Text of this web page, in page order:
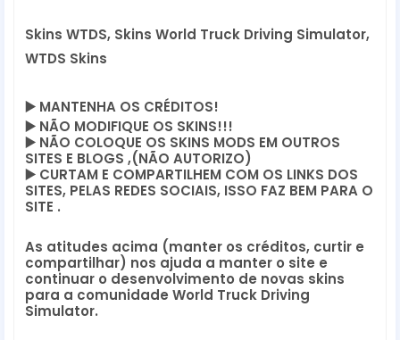
Skins WTDS, Skins World Truck Driving Simulator,
WTDS Skins
▶️ MANTENHA OS CRÉDITOS!
▶️ NÃO MODIFIQUE OS SKINS!!!
▶️ NÃO COLOQUE OS SKINS MODS EM OUTROS
SITES E BLOGS ,(NÃO AUTORIZO)
▶️ CURTAM E COMPARTILHEM COM OS LINKS DOS
SITES, PELAS REDES SOCIAIS, ISSO FAZ BEM PARA O
SITE .
As atitudes acima (manter os créditos, curtir e
compartilhar) nos ajuda a manter o site e
continuar o desenvolvimento de novas skins
para a comunidade World Truck Driving
Simulator.